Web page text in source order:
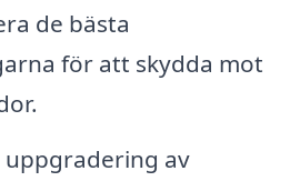
de bästa
för att skydda mot
uppgradering av